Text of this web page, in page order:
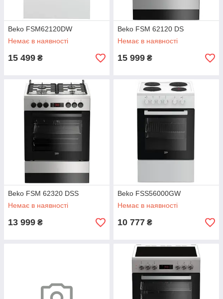
Beko FSM62120DW
Немає в наявності
15 499 ₴
Beko FSM 62120 DS
Немає в наявності
15 999 ₴
Beko FSM 62320 DSS
Немає в наявності
13 999 ₴
Beko FSS56000GW
Немає в наявності
10 777 ₴